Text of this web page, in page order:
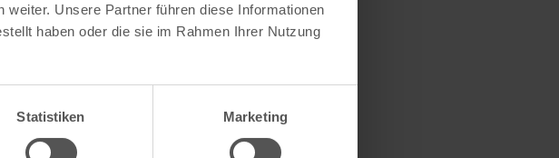
Unsere Partner führen diese Informationen
haben oder die sie im Rahmen Ihrer Nutzung
Statistiken Marketing